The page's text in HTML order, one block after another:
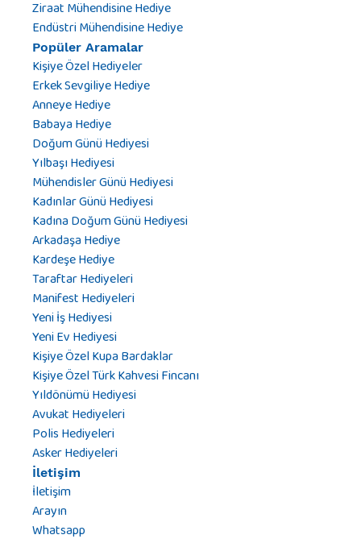
Ziraat Mühendisine Hediye
Endüstri Mühendisine Hediye
Popüler Aramalar
Kişiye Özel Hediyeler
Erkek Sevgiliye Hediye
Anneye Hediye
Babaya Hediye
Doğum Günü Hediyesi
Yılbaşı Hediyesi
Mühendisler Günü Hediyesi
Kadınlar Günü Hediyesi
Kadına Doğum Günü Hediyesi
Arkadaşa Hediye
Kardeşe Hediye
Taraftar Hediyeleri
Manifest Hediyeleri
Yeni İş Hediyesi
Yeni Ev Hediyesi
Kişiye Özel Kupa Bardaklar
Kişiye Özel Türk Kahvesi Fincanı
Yıldönümü Hediyesi
Avukat Hediyeleri
Polis Hediyeleri
Asker Hediyeleri
İletişim
İletişim
Arayın
Whatsapp